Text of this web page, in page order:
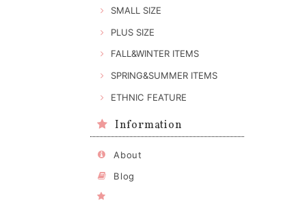
SMALL SIZE
PLUS SIZE
FALL&WINTER ITEMS
SPRING&SUMMER ITEMS
ETHNIC FEATURE
Information
About
Blog